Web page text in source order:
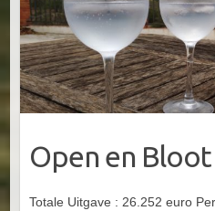
Open en
Totale Uitgave : 26.252 euro